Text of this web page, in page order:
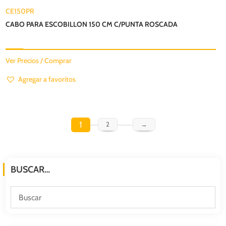
CE150PR
CABO PARA ESCOBILLON 150 CM C/PUNTA ROSCADA
Ver Precios / Comprar
Agregar a favoritos
1 2 →
BUSCAR…